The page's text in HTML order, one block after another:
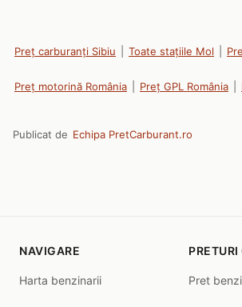
Preț carburanți Sibiu Toate stațiile Mol
Preț motorină România Preț GPL România
Publicat de Echipa PretCarburant.ro
NAVIGARE
Harta benzinarii Pret